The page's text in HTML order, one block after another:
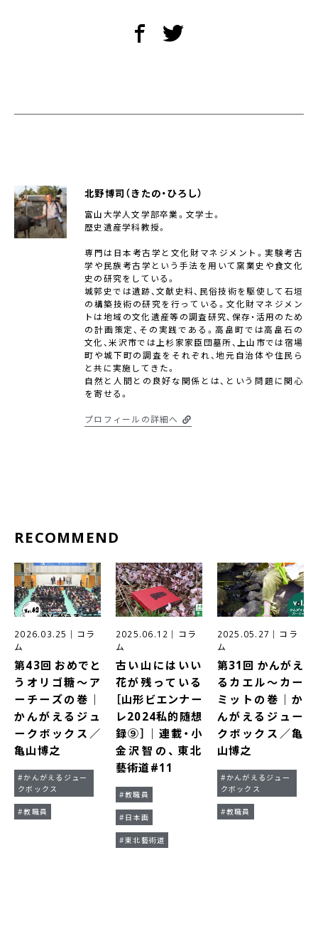
北野博司（きたの・ひろし）
富山大学人文学部卒業。文学士。
歴史遺産学科教授。
専門は日本考古学と文化財マネジメント。実験考古
学や民族考古学という手法を用いて窯業史や食文化
史の研究をしている。
城郭史では遺跡、文献史料、民俗技術を駆使して石垣
の構築技術の研究を行っている。文化財マネジメン
トは地域の文化遺産等の調査研究、保存・活用のため
の計画策定、その実践である。高畠町では高畠石の
文化、米沢市では上杉家家臣団墓所、上山市では宿場
町や城下町の調査をそれぞれ、地元自治体や住民ら
と共に実施してきた。
自然と人間との良好な関係とは、という問題に関心
を寄せる。
プロフィールの詳細へ
RECOMMEND
2026.03.25 ｜ コラ
ム
第43回 おめでと
うオリゴ糖～ア
ーチーズの巻｜
かんがえるジュ
ークボックス／
亀山博之
#かんがえるジュー
クボックス
#教職員
2025.06.12 ｜ コラ
ム
古い山にはいい
花が残っている
［山形ビエンナー
レ2024私的随想
録⑨］｜連載・小
金沢智の、東北
藝術道#11
#教職員
#日本画
#東北藝術道
2025.05.27 ｜ コラ
ム
第31回 かんがえ
るカエル～カー
ミットの巻｜か
んがえるジュー
クボックス／亀
山博之
#かんがえるジュー
クボックス
#教職員